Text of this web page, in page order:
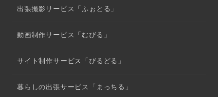
出張撮影サービス「ふぉとる」
動画制作サービス「むびる」
サイト制作サービス「びるどる」
暮らしの出張サービス「まっちる」